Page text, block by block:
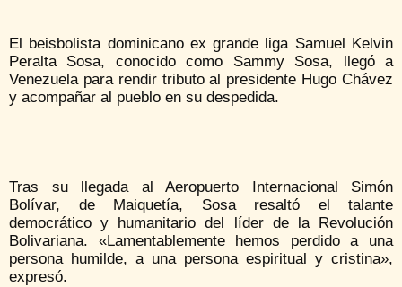
El beisbolista dominicano ex grande liga Samuel Kelvin
Peralta Sosa, conocido como Sammy Sosa, llegó a
Venezuela para rendir tributo al presidente Hugo Chávez
y acompañar al pueblo en su despedida.
Tras su llegada al Aeropuerto Internacional Simón
Bolívar, de Maiquetía, Sosa resaltó el talante
democrático y humanitario del líder de la Revolución
Bolivariana. «Lamentablemente hemos perdido a una
persona humilde, a una persona espiritual y cristina»,
expresó.